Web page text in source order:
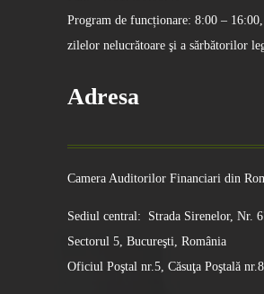
Program de funcționare: 8:00 –
zilelor nelucrătoare şi a sărbătorilor
Adresa
Camera Auditorilor Financiari din
Sediul central: Strada Sirenelor, Nr.
Sectorul 5, Bucureşti, România
Oficiul Poştal nr.5, Căsuţa Poştală